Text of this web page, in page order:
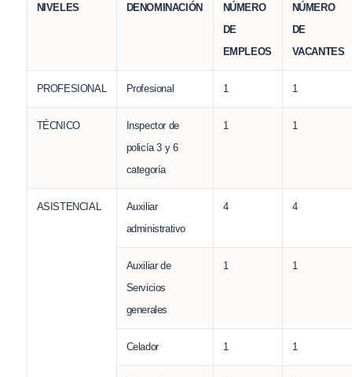
NIVELES DENOMINACIÓN
NÚMERO
DE
EMPLEOS
NÚMERO
DE
VACANTES
PROFESIONAL Profesional 1 1
TÉCNICO
Inspector de
policía 3 y 6
categoría
1 1
ASISTENCIAL
Auxiliar
administrativo
4 4
Auxiliar de
Servicios
generales
1 1
Celador 1 1